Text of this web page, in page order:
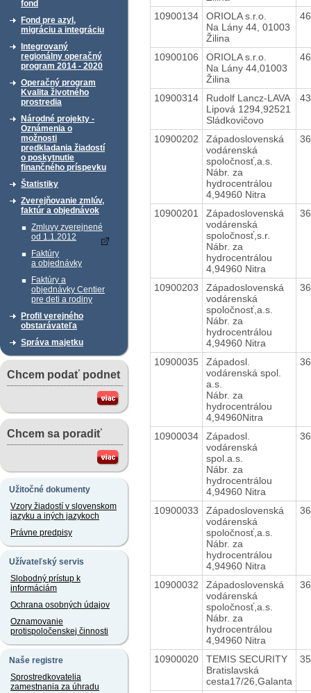
fond
Fond pre azyl,
migráciu a integráciu
Integrovaný
regionálny operačný
program 2014 - 2020
Operačný program
Kvalita životného
prostredia
Národné projekty -
Oznámenia o
možnosti
predkladania žiadostí
o poskytnutie
finančného príspevku
Štatistiky
Zverejňovanie zmlúv,
faktúr a objednávok
Zmluvy zverejnené
od 1.1.2012
Faktúry
a objednávky
Faktúry a
objednávky Centier
pre deti a rodiny
Profil verejného
obstarávateľa
Správa majetku
Chcem podať podnet
Chcem sa poradiť
Užitočné dokumenty
Vzory žiadostí v slovenskom
jazyku a iných jazykoch
Právne predpisy
Užívateľský servis
Slobodný prístup k
informáciám
Ochrana osobných údajov
Oznamovanie
protispoločenskej činnosti
Naše registre
Sprostredkovatelia
zamestnania za úhradu
10900134
ORIOLA s.r.o.
Na Lány 44, 01003
Žilina
10900106
ORIOLA s.r.o.
Na Lány 44,01003
Žilina
10900314
Rudolf Lancz-LAVA
Lipová 1294,92521
Sládkovičovo
10900202
Západoslovenská
vodárenská
spoločnosť,a.s.
Nábr. za
hydrocentrálou
4,94960 Nitra
10900201
Západoslovenská
vodárenská
spoločnosť,s.r.
Nábr. za
hydrocentrálou
4,94960 Nitra
10900203
Západoslovenská
vodárenská
spoločnosť,a.s.
Nábr. za
hydrocentrálou
4,94960 Nitra
10900035
Západosl.
vodárenská spol.
a.s.
Nábr. za
hydrocentrálou
4,94960Nitra
10900034
Západosl.
vodárenská
spol.a.s.
Nábr. za
hydrocentrálou
4,94960 Nitra
10900033
Západoslovenská
vodárenská
spoločnosť,a.s.
Nábr. za
hydrocentrálou
4,94960 Nitra
10900032
Západoslovenská
vodárenská
spoločnosť,a.s.
Nábr. za
hydrocentrálou
4,94960 Nitra
10900020
TEMIS SECURITY
Bratislavská
cesta17/26,Galanta